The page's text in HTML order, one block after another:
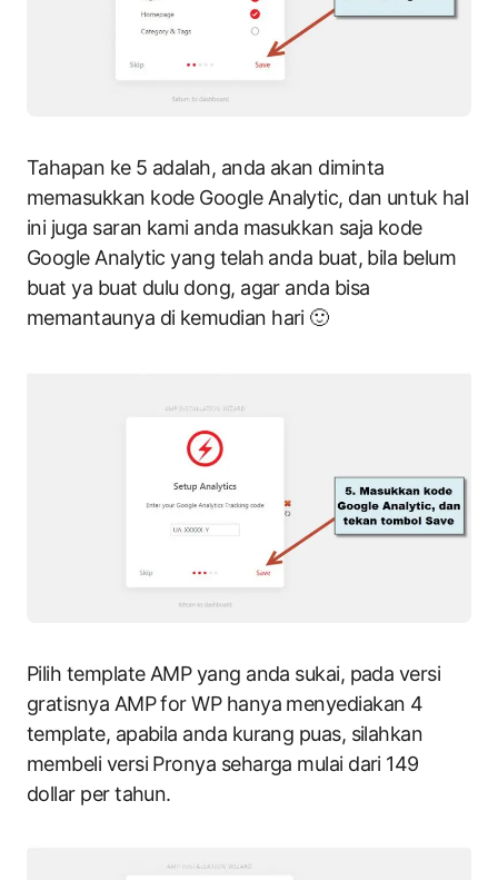
Tahapan ke 5 adalah, anda akan diminta
memasukkan kode Google Analytic, dan untuk hal
ini juga saran kami anda masukkan saja kode
Google Analytic yang telah anda buat, bila belum
buat ya buat dulu dong, agar anda bisa
memantaunya di kemudian hari 🙂
Pilih template AMP yang anda sukai, pada versi
gratisnya AMP for WP hanya menyediakan 4
template, apabila anda kurang puas, silahkan
membeli versi Pronya seharga mulai dari 149
dollar per tahun.